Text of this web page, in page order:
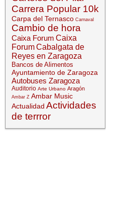
Carrera Popular 10k
Carpa del Ternasco Carnaval
Cambio de hora
Caixa Forum Caixa
ForumCabalgata de
Reyes en Zaragoza
Bancos de Alimentos
Ayuntamiento de Zaragoza
Autobuses Zaragoza
Auditorio Arte Urbano Aragón
Ambar Z Ambar Music
Actualidad Actividades
de terrror